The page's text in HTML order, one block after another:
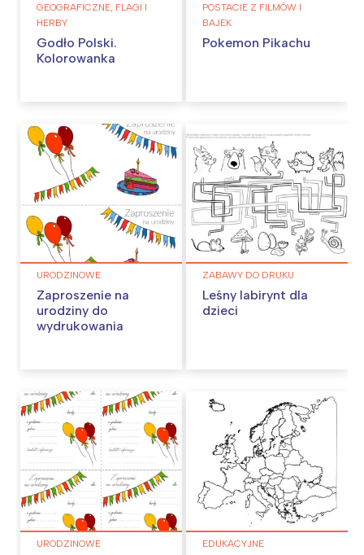
GEOGRAFICZNE, FLAGI I
HERBY
Godło Polski.
Kolorowanka
POSTACIE Z FILMÓW I
BAJEK
Pokemon Pikachu
URODZINOWE
Zaproszenie na
urodziny do
wydrukowania
ZABAWY DO DRUKU
Leśny labirynt dla
dzieci
URODZINOWE EDUKACYJNE